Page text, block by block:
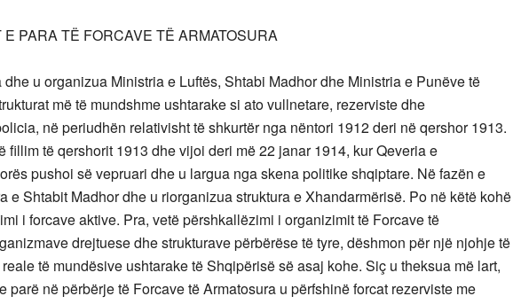
PARA TË FORCAVE TË ARMATOSURA
dhe u organizua Ministria e Luftës, Shtabi Madhor dhe Ministria e Punëve të
më të mundshme ushtarake si ato vullnetare, rezerviste dhe
në periudhën relativisht të shkurtër nga nëntori 1912 deri në qershor 1913.
fillim të qershorit 1913 dhe vijoi deri më 22 janar 1914, kur Qeveria e
pushoi së vepruari dhe u largua nga skena politike shqiptare. Në fazën e
e Shtabit Madhor dhe u riorganizua struktura e Xhandarmërisë. Po në këtë kohë
i forcave aktive. Pra, vetë përshkallëzimi i organizimit të Forcave të
drejtuese dhe strukturave përbërëse të tyre, dëshmon për një njohje të
të mundësive ushtarake të Shqipërisë së asaj kohe. Siç u theksua më lart,
parë në përbërje të Forcave të Armatosura u përfshinë forcat rezerviste me